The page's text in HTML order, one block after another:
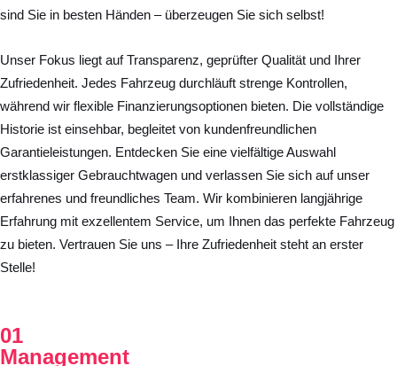
sind Sie in besten Händen – überzeugen Sie sich selbst!
Unser Fokus liegt auf Transparenz, geprüfter Qualität und Ihrer
Zufriedenheit. Jedes Fahrzeug durchläuft strenge Kontrollen,
während wir flexible Finanzierungsoptionen bieten. Die vollständige
Historie ist einsehbar, begleitet von kundenfreundlichen
Garantieleistungen. Entdecken Sie eine vielfältige Auswahl
erstklassiger Gebrauchtwagen und verlassen Sie sich auf unser
erfahrenes und freundliches Team. Wir kombinieren langjährige
Erfahrung mit exzellentem Service, um Ihnen das perfekte Fahrzeug
zu bieten. Vertrauen Sie uns – Ihre Zufriedenheit steht an erster
Stelle!
01
Management